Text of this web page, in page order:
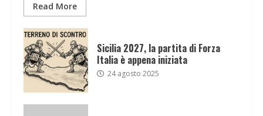
Read More
Sicilia 2027, la partita di Forza
Italia è appena iniziata
24 agosto 2025